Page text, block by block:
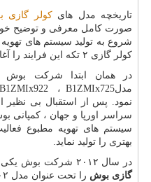
تاریخچه مدل هایکولر گازی
صورت کامل معرفی و توضیح
شروع به تولید سیستم های تهویه
کولر گازی ۲ تکه این فرایند را آغاز نمود.
در همان ابتدا شرکت بوش
مدلB1ZMIx725 ، B1ZMIx922
نمود. پس از استقبال بی نظیر
سراسر اورپا و جهان ، کمپانی
سیستم های تهویه مطبوع
بهتری را تولید نماید.
در سال ۲۰۱۲ شرکت بوش یکی از اولین مدل های کم مصرف
گازی بوش